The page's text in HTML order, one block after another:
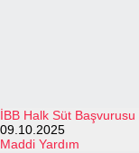
İBB Halk Süt Başvurusu
09.10.2025
Maddi Yardım